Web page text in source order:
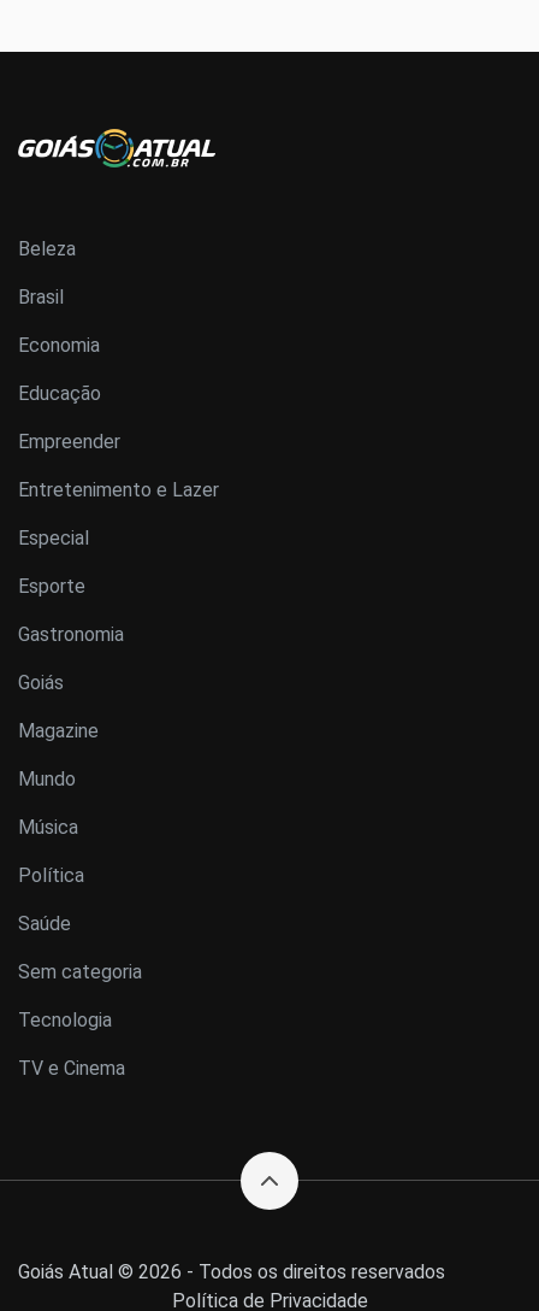
Beleza
Brasil
Economia
Educação
Empreender
Entretenimento e Lazer
Especial
Esporte
Gastronomia
Goiás
Magazine
Mundo
Música
Política
Saúde
Sem categoria
Tecnologia
TV e Cinema
Goiás Atual © 2026 - Todos os direitos reservados
Política de Privacidade